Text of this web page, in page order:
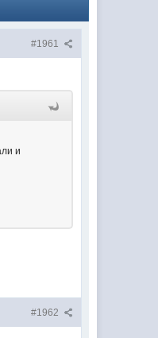
#1961
и
#1962